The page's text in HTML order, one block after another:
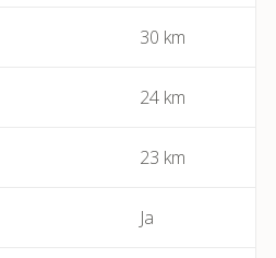
30 km
24 km
23 km
Ja